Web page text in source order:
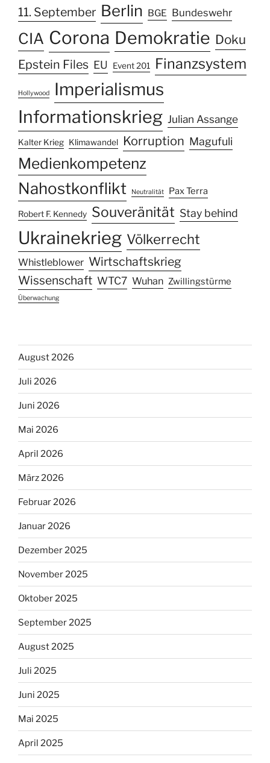
11. September Berlin BGE Bundeswehr
CIA Corona Demokratie Doku
Epstein Files EU Event 201 Finanzsystem
Hollywood
Imperialismus
Informationskrieg Julian Assange
Kalter Krieg Klimawandel Korruption Magufuli
Medienkompetenz
Nahostkonflikt Neutralität Pax Terra
Robert F. Kennedy Souveränität Stay behind
Ukrainekrieg Völkerrecht
Whistleblower Wirtschaftskrieg
Wissenschaft WTC7 Wuhan Zwillingstürme
Überwachung
August 2026
Juli 2026
Juni 2026
Mai 2026
April 2026
März 2026
Februar 2026
Januar 2026
Dezember 2025
November 2025
Oktober 2025
September 2025
August 2025
Juli 2025
Juni 2025
Mai 2025
April 2025